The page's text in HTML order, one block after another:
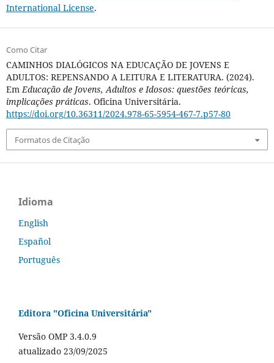
International License.
Como Citar
CAMINHOS DIALÓGICOS NA EDUCAÇÃO DE JOVENS E
ADULTOS: REPENSANDO A LEITURA E LITERATURA. (2024).
EmEducação de Jovens, Adultos e Idosos: questões teóricas,
implicações práticas. Oficina Universitária.
https://doi.org/10.36311/2024.978-65-5954-467-7.p57-80
Formatos de Citação
Idioma
English
Español
Português
Editora "Oficina Universitária"
Versão OMP 3.4.0.9
atualizado 23/09/2025